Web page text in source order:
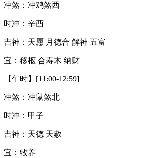
冲煞：冲鸡煞西
时冲：辛酉
吉神：天愿 月德合 解神 五富
宜：移柩 合寿木 纳财
【午时】[11:00-12:59]
冲煞：冲鼠煞北
时冲：甲子
吉神：天德 天赦
宜：牧养